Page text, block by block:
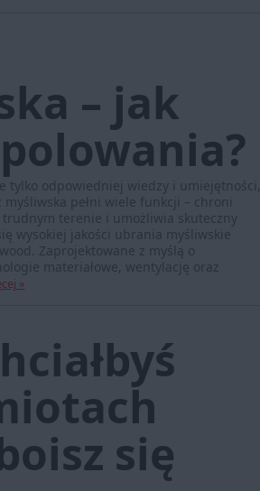
– jak
tylko odpowiedniej wiedzy i umiejętności,
pełni wiele funkcji – chroni
terenie i umożliwia skuteczny
wysokiej jakości ubrania myśliwskie
Zaprojektowane z myślą o
materiałowe, wentylację oraz
»
się